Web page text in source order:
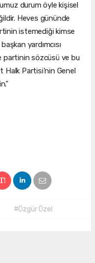
durum öyle kişisel
Heves gününde
istemediği kimse
yardımcısı
partinin sözcüsü ve bu
Partisi’nin Genel
#Özgür Özel